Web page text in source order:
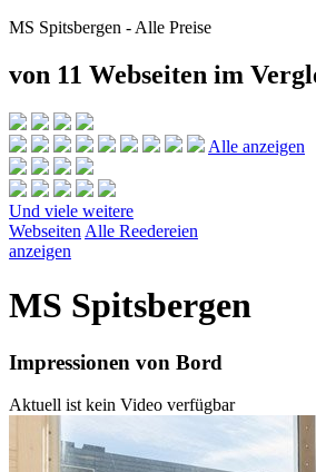
MS Spitsbergen - Alle Preise
von 11 Webseiten im
Alle anzeigen
Und viele weitere
Webseiten Alle Reedereien
anzeigen
MS Spitsbergen
Impressionen von Bord
Aktuell ist kein Video verfügbar